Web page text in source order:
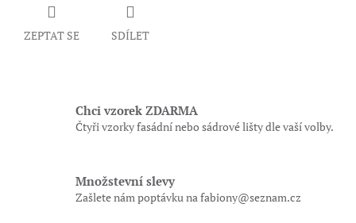
ZEPTAT SE SDÍLET
Chci vzorek ZDARMA
Čtyři vzorky fasádní nebo sádrové lišty dle vaší volby.
Množstevní slevy
Zašlete nám poptávku na fabiony@seznam.cz